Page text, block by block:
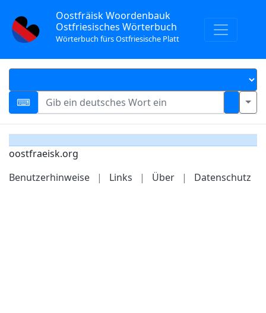
Oostfräisk Woordenbauk
Ostfriesisches Wörterbuch
Wörterbuch fürs Ostfriesische Platt
oostfraeisk.org
Benutzerhinweise
| Links | Über | Datenschutz